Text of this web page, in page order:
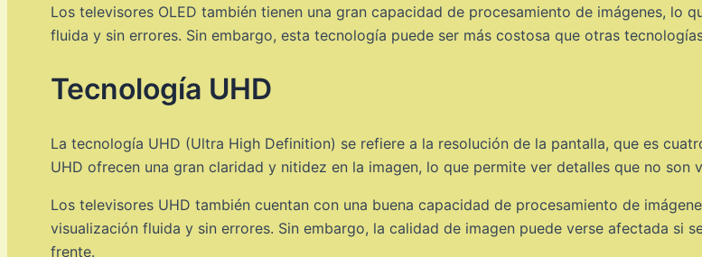
Los televisores OLED también tienen una gran capacidad de procesamiento de imágenes, lo
fluida y sin errores. Sin embargo, esta tecnología puede ser más costosa que otras
Tecnología UHD
La tecnología UHD (Ultra High Definition) se refiere a la resolución de la pantalla, que es
UHD ofrecen una gran claridad y nitidez en la imagen, lo que permite ver detalles que no son
Los televisores UHD también cuentan con una buena capacidad de procesamiento de
visualización fluida y sin errores. Sin embargo, la calidad de imagen puede verse afectada si
frente.